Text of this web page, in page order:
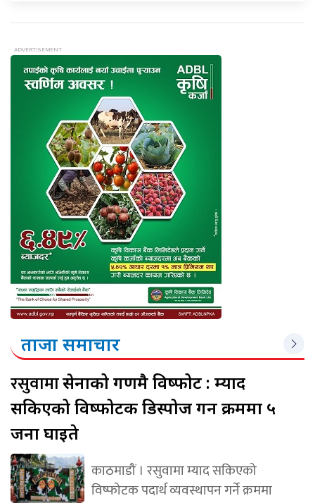
ताजा समाचार
रसुवामासेनाको गणमै विष्फोट : म्याद
सकिएको विष्फोटक डिस्पोज गर्ने क्रममा ५
जना घाइते
काठमाडौं । रसुवामा म्याद सकिएको
विष्फोटक पदार्थ व्यवस्थापन गर्ने क्रममा